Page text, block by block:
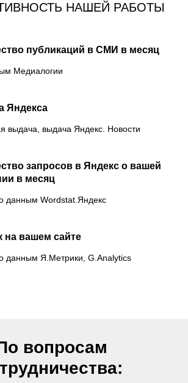
НАШЕЙ РАБОТЫ
публикаций в СМИ в месяц
Медиалогии
Яндекса
выдача, выдача Яндекс. Новости
запросов в Яндекс о вашей
в месяц
данным Wordstat.Яндекс
на вашем сайте
данным Я.Метрики, G.Analytics
вопросам